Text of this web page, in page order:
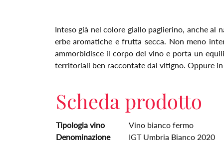
Inteso già nel colore giallo paglierino, anche al
erbe aromatiche e frutta secca. Non meno
ammorbidisce il corpo del vino e porta un
territoriali ben raccontate dal vitigno. Oppure
Scheda prodotto
Tipologia vino
Vino bianco fermo
Denominazione
IGT Umbria Bianco 2020